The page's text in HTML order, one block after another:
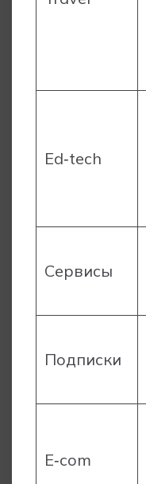
Ed‑tech
Сервисы
Подписки
E‑com